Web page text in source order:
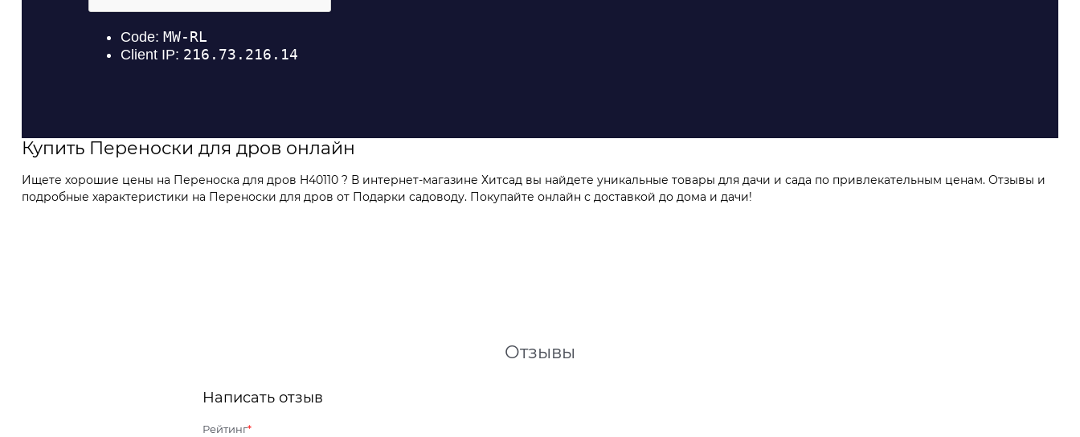
Купить Переноски для дров онлайн
Ищете хорошие цены на Переноска для дров H40110 ? В интернет-магазине Хитсад вы найдете уникальные товары для дачи и сада по привлекательным ценам. Отзывы и
подробные характеристики на Переноски для дров от Подарки садоводу. Покупайте онлайн с доставкой до дома и дачи!
Отзывы
Написать отзыв
Рейтинг